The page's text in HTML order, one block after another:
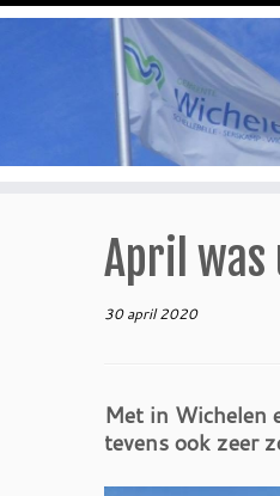
Ga
April
30 april 2020
Met in Wichelen
tevens ook zeer